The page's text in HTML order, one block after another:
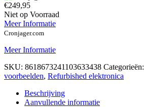
€249,95
Niet op Voorraad
Meer Informatie
Cronjager.com
Meer Informatie
SKU: 8618673241103633438 Categorieën:
voorbeelden, Refurbished elektronica
Beschrijving
Aanvullende informatie